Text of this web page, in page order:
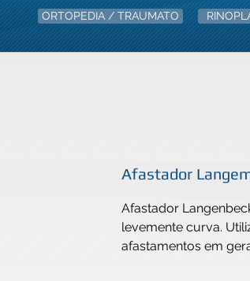
ORTOPEDIA / TRAUMATO
Afastador
Afastador
levemente curva.
afastamentos em